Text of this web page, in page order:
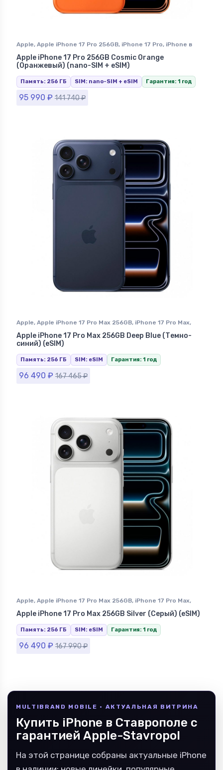
Apple, Apple iPhone 17 Pro 256GB, iPhone 17 Pro, iPhone в
Ставрополе
Apple iPhone 17 Pro 256GB Cosmic Orange
(Оранжевый) (nano-SIM + eSIM)
Память: 256 ГБ SIM: nano-SIM + eSIM Гарантия: 1 год
95 990 ₽ 141 740₽
Apple, Apple iPhone 17 Pro Max 256GB, iPhone 17 Pro Max,
iPhone в Ставрополе
Apple iPhone 17 Pro Max 256GB Deep Blue (Темно-
синий) (eSIM)
Память: 256 ГБ SIM: eSIM Гарантия: 1 год
96 490 ₽ 167 465₽
Apple, Apple iPhone 17 Pro Max 256GB, iPhone 17 Pro Max,
iPhone в Ставрополе
Apple iPhone 17 Pro Max 256GB Silver (Серый) (eSIM)
Память: 256 ГБ SIM: eSIM Гарантия: 1 год
96 490 ₽ 167 990₽
MULTIBRAND MOBILE · АКТУАЛЬНАЯ ВИТРИНА
Купить iPhone в Ставрополе с
гарантией Apple-Stavropol
На этой странице собраны актуальные iPhone